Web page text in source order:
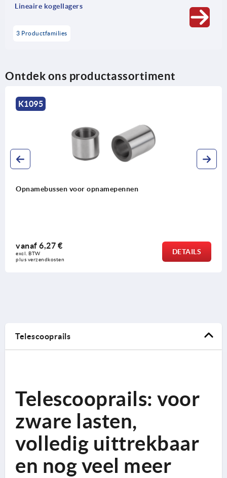
Lineaire kogellagers
3 Productfamilies
Ontdek ons productassortiment
K1095
Opnamebussen voor opnamepennen
vanaf 6,27 €
excl. BTW
plus verzendkosten
DETAILS
Telescooprails
Telescooprails: voor
zware lasten,
volledig uittrekbaar
en nog veel meer